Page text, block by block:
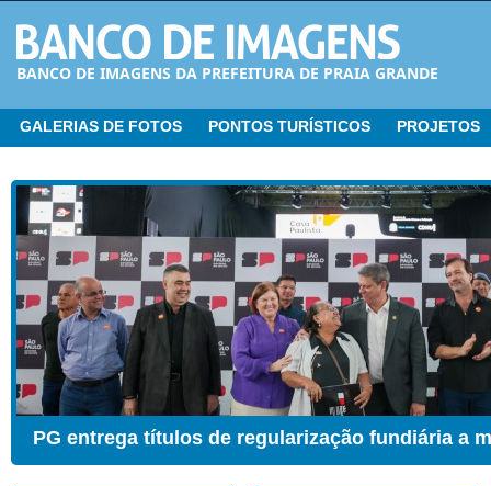
BANCO DE IMAGENS DA PREFEITURA DE PRAIA GRANDE
GALERIAS DE FOTOS PONTOS TURÍSTICOS PROJETOS
CER ganha Sala de Estimulação Sensorial